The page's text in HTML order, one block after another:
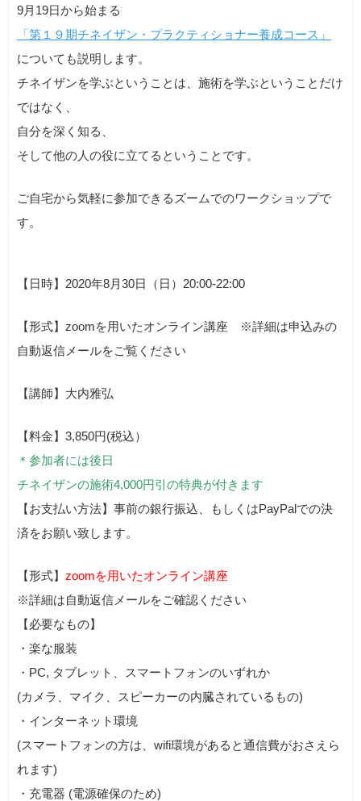
9月19日から始まる
「第１９期チネイザン・プラクティショナー養成コース」
についても説明します。
チネイザンを学ぶということは、施術を学ぶということだけ
ではなく、
自分を深く知る、
そして他の人の役に立てるということです。
ご自宅から気軽に参加できるズームでのワークショップで
す。
【日時】2020年8月30日（日）20:00-22:00
【形式】zoomを用いたオンライン講座 ※詳細は申込みの
自動返信メールをご覧ください
【講師】大内雅弘
【料金】3,850円(税込）
＊参加者には後日
チネイザンの施術4,000円引の特典が付きます
【お支払い方法】事前の銀行振込、もしくはPayPalでの決
済をお願い致します。
【形式】 zoomを用いたオンライン講座
※詳細は自動返信メールをご確認ください
【必要なもの】
・楽な服装
・PC, タブレット、スマートフォンのいずれか
(カメラ、マイク、スピーカーの内臓されているもの)
・インターネット環境
(スマートフォンの方は、wifi環境があると通信費がおさえら
れます)
・充電器 (電源確保のため)